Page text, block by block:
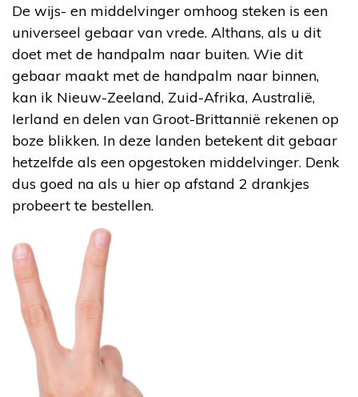
De wijs- en middelvinger omhoog steken is een
universeel gebaar van vrede. Althans, als u dit
doet met de handpalm naar buiten. Wie dit
gebaar maakt met de handpalm naar binnen,
kan ik Nieuw-Zeeland, Zuid-Afrika, Australië,
Ierland en delen van Groot-Brittannië rekenen op
boze blikken. In deze landen betekent dit gebaar
hetzelfde als een opgestoken middelvinger. Denk
dus goed na als u hier op afstand 2 drankjes
probeert te bestellen.